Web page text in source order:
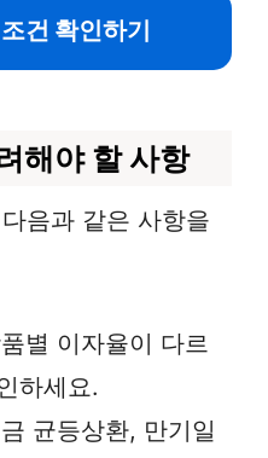
건 확인하기
해야 할 사항
음과 같은 사항을
별 이자율이 다르
하세요.
균등상환, 만기일